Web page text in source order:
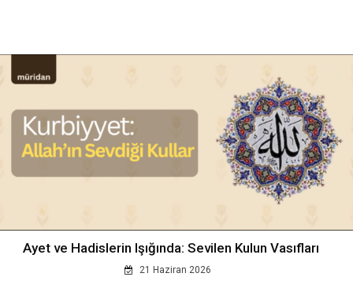
Ayet ve Hadislerin Işığında: Sevilen Kulun Vasıfları
21 Haziran 2026